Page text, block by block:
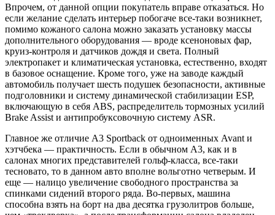
Впрочем, от данной опции покупатель вправе отказаться. Но
если желание сделать интерьер побогаче все-таки возникнет,
помимо кожаного салона можно заказать установку массы
дополнительного оборудования — вроде ксеноновых фар,
круиз-контроля и датчиков дождя и света. Полный
электропакет и климатическая установка, естественно, входят
в базовое оснащение. Кроме того, уже на заводе каждый
автомобиль получает шесть подушек безопасности, активные
подголовники и систему динамической стабилизации ESP,
включающую в себя ABS, распределитель тормозных усилий
Brake Assist и антипробуксовочную систему ASR.
Главное же отличие А3 Sportback от одноименных Avant и
хэтчбека — практичность. Если в обычном А3, как и в
салонах многих представителей гольф-класса, все-таки
тесновато, то в данном авто вполне вольготно четверым. И
еще — налицо увеличение свободного пространства за
спинками сидений второго ряда. Во-первых, машина
способна взять на борт на два десятка грузолитров больше,